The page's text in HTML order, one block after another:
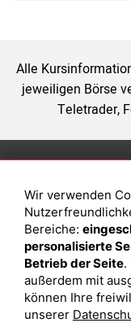
Alle
jeweiligen Börse
Teletrader,
Anlage
Depot eröffnen
Depot vergleichen
Junior Depot
Top-Seller-Fonds
Top-Fonds
Wir verwenden
Bereiche:
personalisierte
Betrieb der Seite.
außerdem mit
können Ihre
unserer